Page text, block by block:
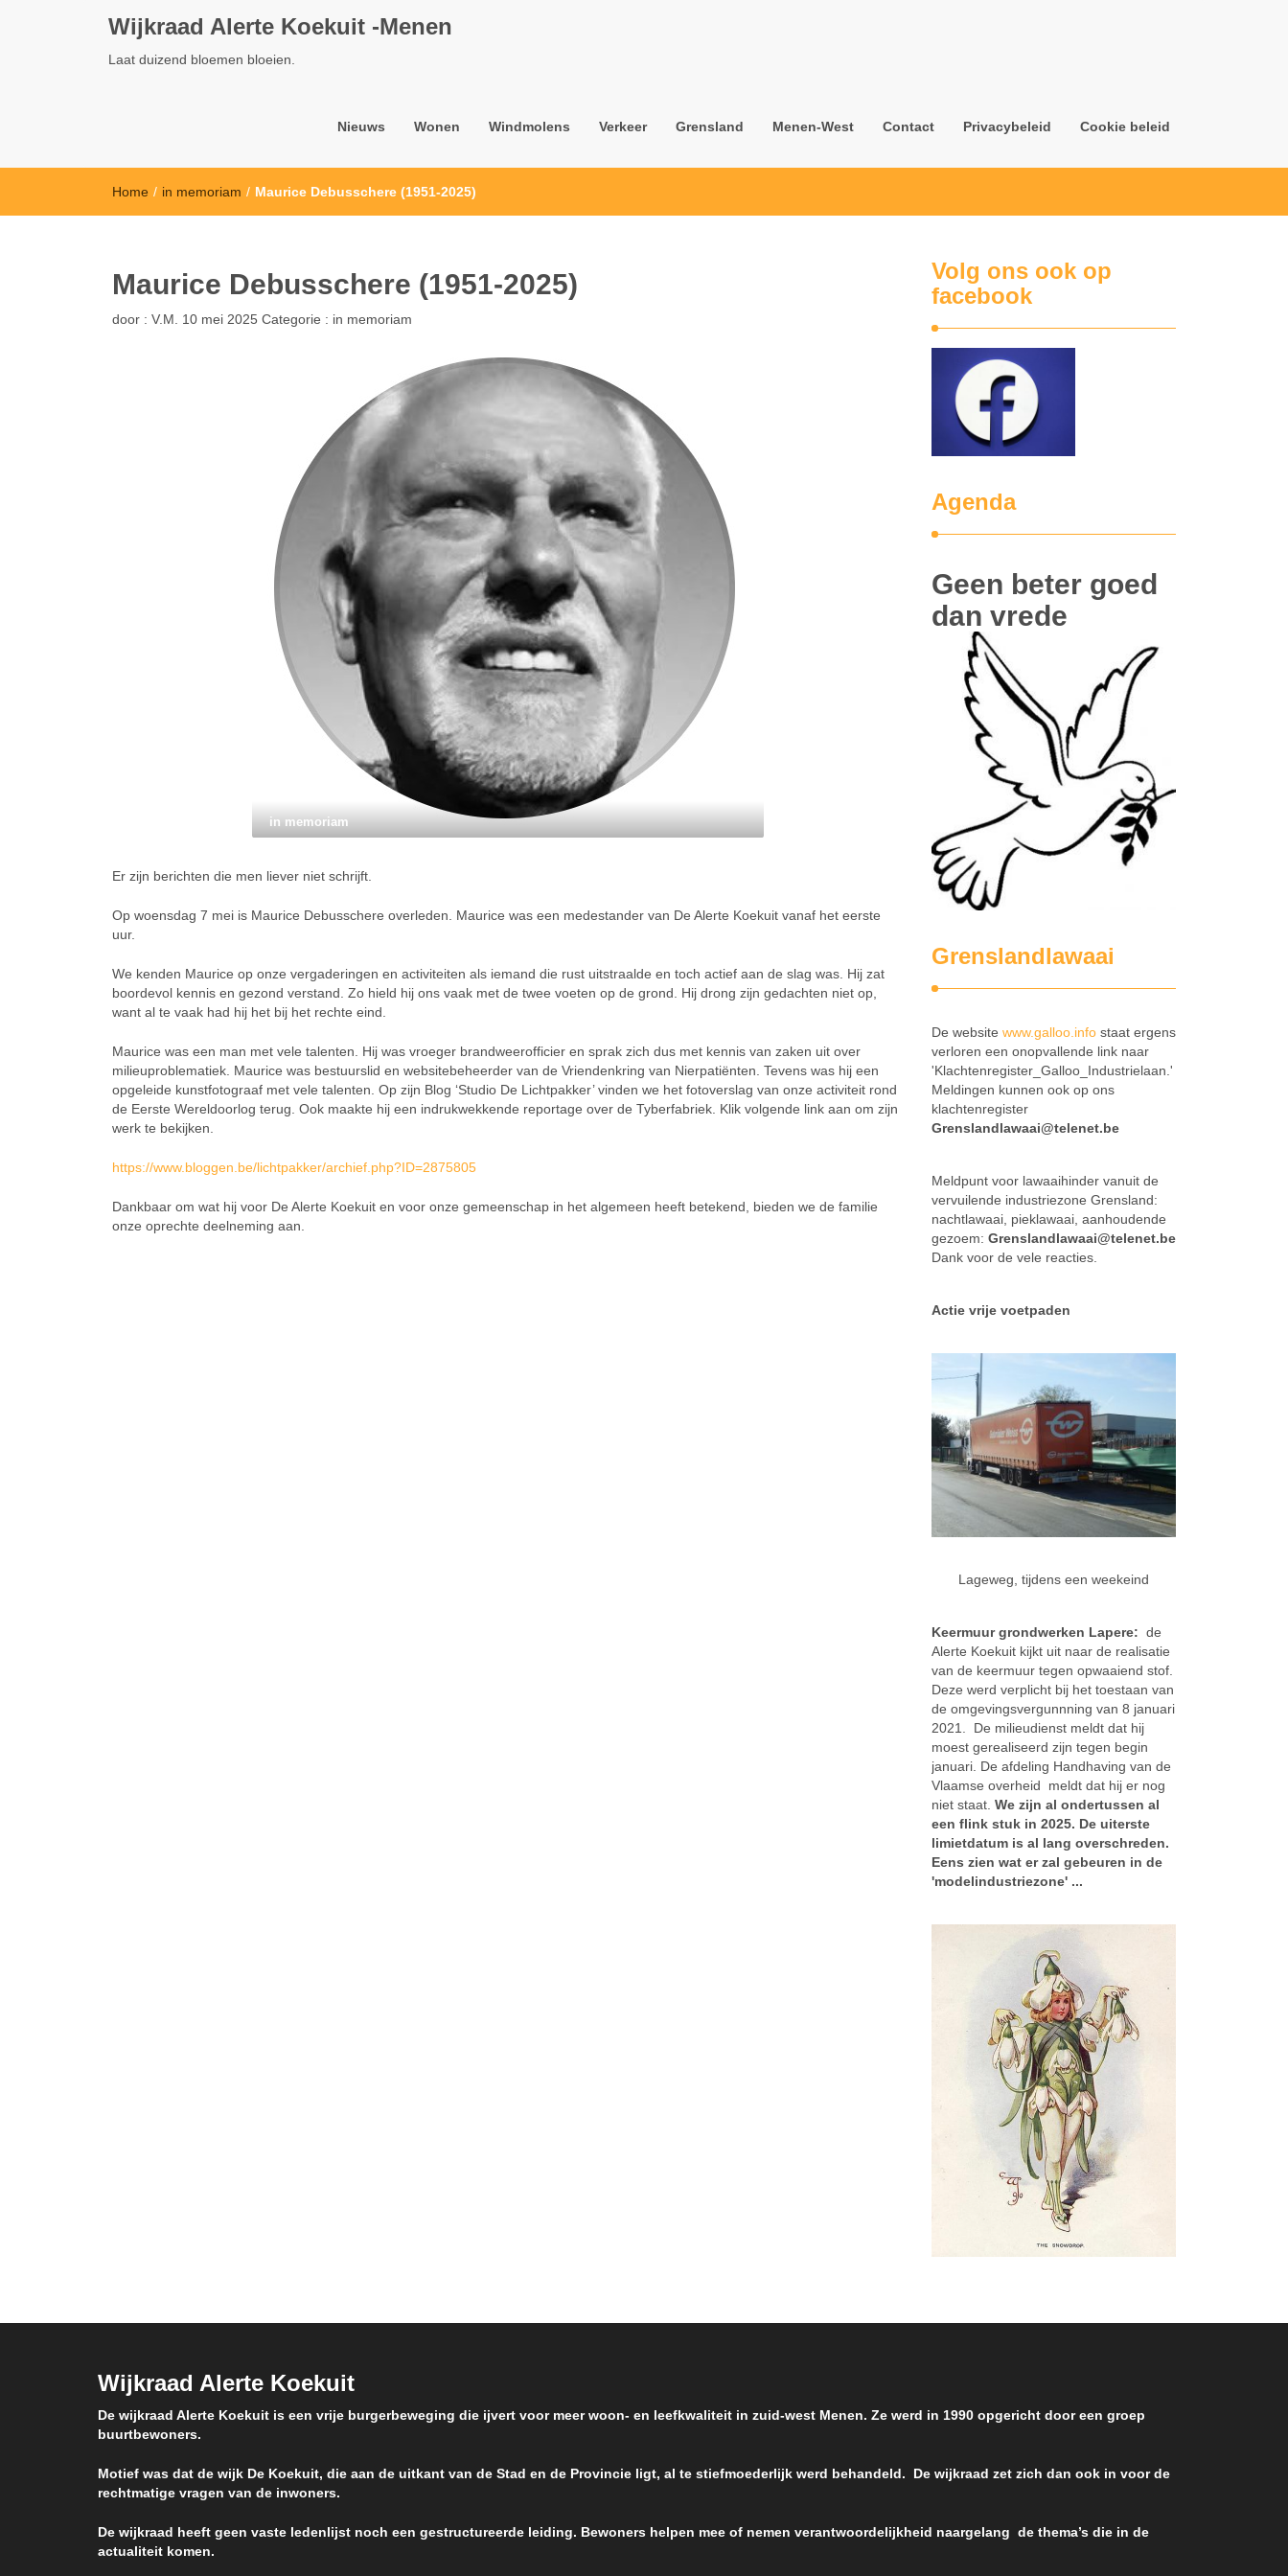
Wijkraad Alerte Koekuit -Menen
Laat duizend bloemen bloeien.
Nieuws Wonen Windmolens Verkeer Grensland Menen-West Contact Privacybeleid Cookie beleid
Home / in memoriam / Maurice Debusschere (1951-2025)
Maurice Debusschere (1951-2025)
door : V.M. 10 mei 2025 Categorie : in memoriam
in memoriam
Er zijn berichten die men liever niet schrijft.
Op woensdag 7 mei is Maurice Debusschere overleden. Maurice was een medestander van De Alerte Koekuit vanaf het eerste
uur.
We kenden Maurice op onze vergaderingen en activiteiten als iemand die rust uitstraalde en toch actief aan de slag was. Hij zat
boordevol kennis en gezond verstand. Zo hield hij ons vaak met de twee voeten op de grond. Hij drong zijn gedachten niet op,
want al te vaak had hij het bij het rechte eind.
Maurice was een man met vele talenten. Hij was vroeger brandweerofficier en sprak zich dus met kennis van zaken uit over
milieuproblematiek. Maurice was bestuurslid en websitebeheerder van de Vriendenkring van Nierpatiënten. Tevens was hij een
opgeleide kunstfotograaf met vele talenten. Op zijn Blog ‘Studio De Lichtpakker’ vinden we het fotoverslag van onze activiteit rond
de Eerste Wereldoorlog terug. Ook maakte hij een indrukwekkende reportage over de Tyberfabriek. Klik volgende link aan om zijn
werk te bekijken.
https://www.bloggen.be/lichtpakker/archief.php?ID=2875805
Dankbaar om wat hij voor De Alerte Koekuit en voor onze gemeenschap in het algemeen heeft betekend, bieden we de familie
onze oprechte deelneming aan.
Volg ons ook op
facebook
Agenda
Geen beter goed
dan vrede
Grenslandlawaai
De website www.galloo.info staat ergens
verloren een onopvallende link naar
'Klachtenregister_Galloo_Industrielaan.'
Meldingen kunnen ook op ons
klachtenregister
Grenslandlawaai@telenet.be
Meldpunt voor lawaaihinder vanuit de
vervuilende industriezone Grensland:
nachtlawaai, pieklawaai, aanhoudende
gezoem: Grenslandlawaai@telenet.be
Dank voor de vele reacties.
Actie vrije voetpaden
Lageweg, tijdens een weekeind
Keermuur grondwerken Lapere: de
Alerte Koekuit kijkt uit naar de realisatie
van de keermuur tegen opwaaiend stof.
Deze werd verplicht bij het toestaan van
de omgevingsvergunnning van 8 januari
2021. De milieudienst meldt dat hij
moest gerealiseerd zijn tegen begin
januari. De afdeling Handhaving van de
Vlaamse overheid meldt dat hij er nog
niet staat. We zijn al ondertussen al
een flink stuk in 2025. De uiterste
limietdatum is al lang overschreden.
Eens zien wat er zal gebeuren in de
'modelindustriezone' ...
Wijkraad Alerte Koekuit
De wijkraad Alerte Koekuit is een vrije burgerbeweging die ijvert voor meer woon- en leefkwaliteit in zuid-west Menen. Ze werd in 1990 opgericht door een groep
buurtbewoners.
Motief was dat de wijk De Koekuit, die aan de uitkant van de Stad en de Provincie ligt, al te stiefmoederlijk werd behandeld. De wijkraad zet zich dan ook in voor de
rechtmatige vragen van de inwoners.
De wijkraad heeft geen vaste ledenlijst noch een gestructureerde leiding. Bewoners helpen mee of nemen verantwoordelijkheid naargelang de thema’s die in de
actualiteit komen.